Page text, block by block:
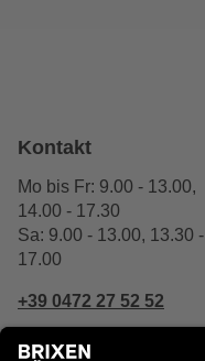
Kontakt
Mo bis Fr: 9.00 - 13.00,
14.00 - 17.30
Sa: 9.00 - 13.00, 13.30 -
17.00
+39 0472 27 52 52